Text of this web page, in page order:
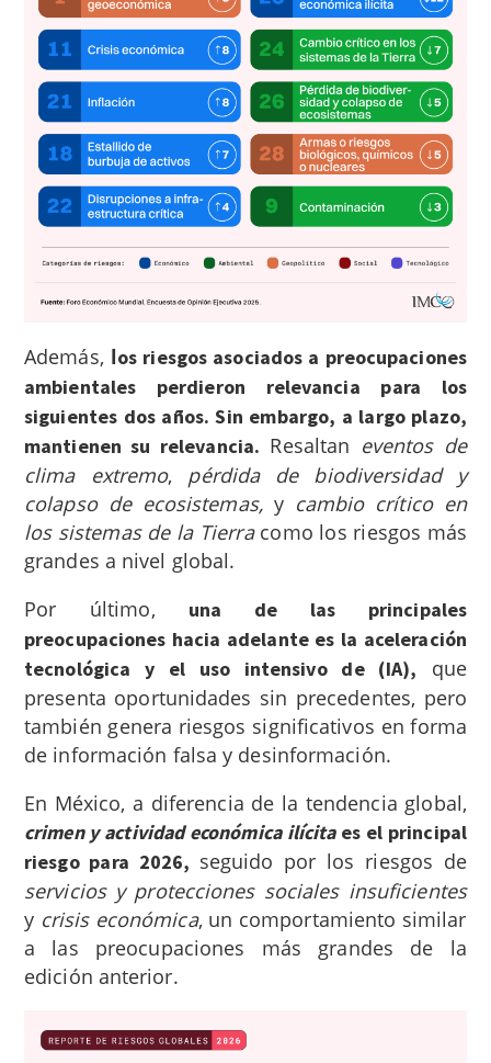
Además, los riesgos asociados a preocupaciones
ambientales perdieron relevancia para los
siguientes dos años. Sin embargo, a largo plazo,
mantienen su relevancia. Resaltan eventos de
clima extremo, pérdida de biodiversidad
y
colapso de ecosistemas,y cambio crítico en
los sistemas de la Tierra como los riesgos más
grandes a nivel global.
Por último, una de las principales
preocupaciones hacia adelante es la aceleración
tecnológica y el uso intensivo de (IA), que
presenta oportunidades sin precedentes, pero
también genera riesgos significativos en forma
de información falsa y desinformación.
En México, a diferencia de la tendencia global,
crimen y actividad económica ilícitaes el principal
riesgo para 2026, seguido por los riesgos de
servicios y protecciones sociales insuficientes
y crisis económica, un comportamiento similar
a las preocupaciones más grandes de la
edición anterior.